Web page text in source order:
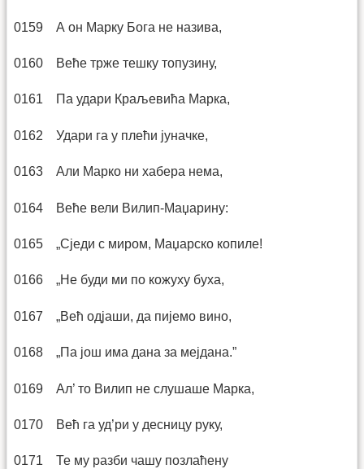
0159 А он Марку Бога не назива,
0160 Веће трже тешку топузину,
0161 Па удари Краљевића Марка,
0162 Удари га у плећи јуначке,
0163 Али Марко ни хабера нема,
0164 Веће вели Вилип-Маџарину:
0165 „Сједи с миром, Маџарско копиле!
0166 „Не буди ми по кожуху буха,
0167 „Већ одјаши, да пијемо вино,
0168 „Па још има дана за мејдана.”
0169 Ал’ то Вилип не слушаше Марка,
0170 Већ га уд’ри у десницу руку,
0171 Те му разби чашу позлаћену